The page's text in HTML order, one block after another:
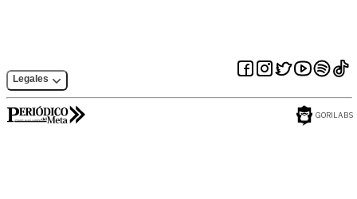
Legales
GORILABS